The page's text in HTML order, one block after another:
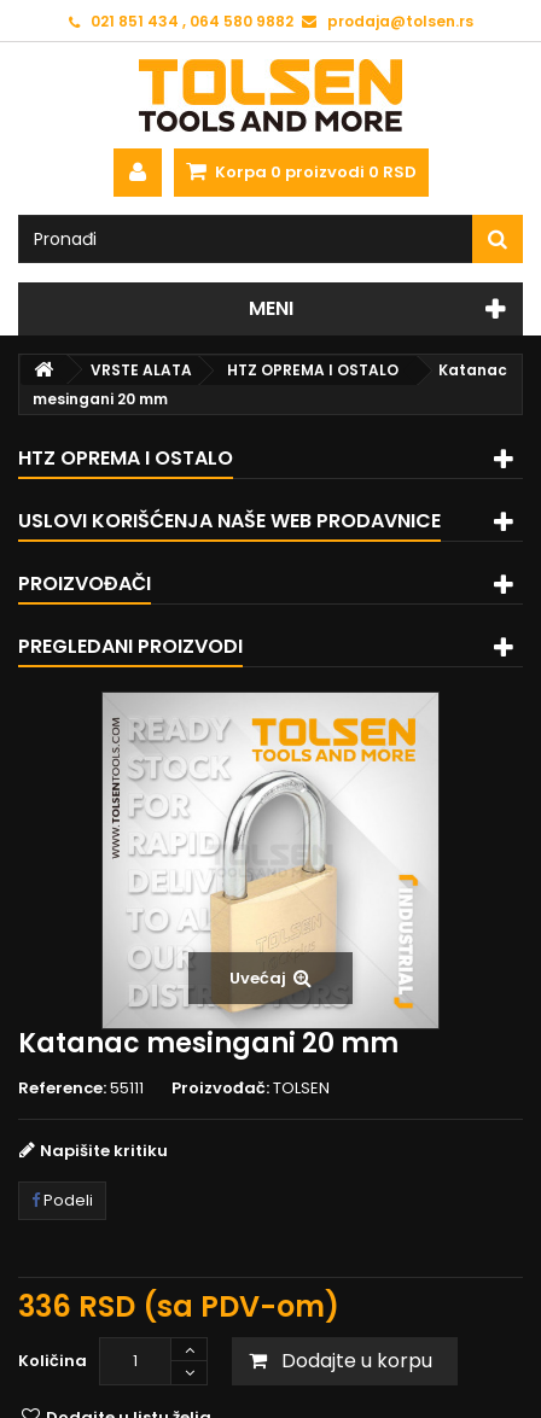
021 851 434 , 064 580 9882 prodaja@tolsen.rs
Korpa 0 proizvodi 0 RSD
MENI
VRSTE ALATA HTZ OPREMA I OSTALO
Katanac
mesingani 20 mm
HTZ OPREMA I OSTALO
USLOVI KORIŠĆENJA NAŠE WEB PRODAVNICE
PROIZVOĐAČI
PREGLEDANI PROIZVODI
Uvećaj
Katanac mesingani 20 mm
Reference:55111 Proizvođač:TOLSEN
Napišite kritiku
Podeli
336 RSD (sa PDV-om)
Količina Dodajte u korpu